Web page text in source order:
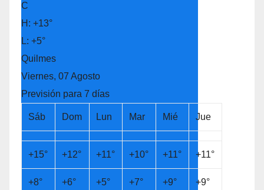
C
H: +13°
L: +5°
Quilmes
Viernes, 07 Agosto
Previsión para 7 días
Sáb Dom Lun Mar Mié Jue
+15° +12° +11° +10° +11° +11°
+8° +6° +5° +7° +9° +9°